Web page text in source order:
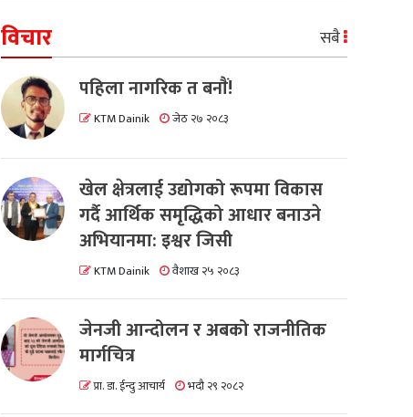
विचार सबै
पहिला नागरिक त बनाैं!
KTM Dainik जेठ २७ २०८३
खेल क्षेत्रलाई उद्योगको रूपमा विकास
गर्दै आर्थिक समृद्धिको आधार बनाउने
अभियानमा: इश्वर जिसी
KTM Dainik वैशाख २५ २०८३
जेनजी आन्दोलन र अबको राजनीतिक
मार्गचित्र
प्रा. डा. ईन्दु आचार्य भदौ २९ २०८२